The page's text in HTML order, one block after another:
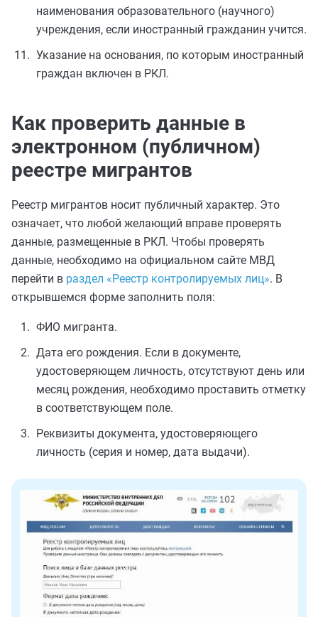
наименования образовательного (научного)
учреждения, если иностранный гражданин учится.
Указание на основания, по которым иностранный
граждан включен в РКЛ.
Как проверить данные в
электронном (публичном)
реестре мигрантов
Реестр мигрантов носит публичный характер. Это
означает, что любой желающий вправе проверять
данные, размещенные в РКЛ. Чтобы проверять
данные, необходимо на официальном сайте МВД
перейти в раздел «Реестр контролируемых лиц». В
открывшемся форме заполнить поля:
ФИО мигранта.
Дата его рождения. Если в документе,
удостоверяющем личность, отсутствуют день или
месяц рождения, необходимо проставить отметку
в соответствующем поле.
Реквизиты документа, удостоверяющего
личность (серия и номер, дата выдачи).